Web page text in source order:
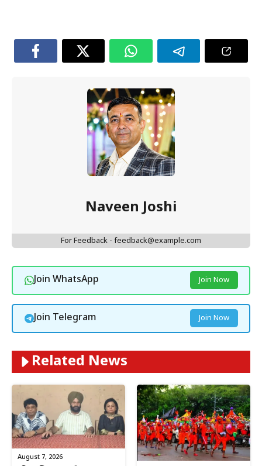
Naveen Joshi
For Feedback - feedback@example.com
Join WhatsApp Join Now
Join Telegram Join Now
Related News
August 7, 2026